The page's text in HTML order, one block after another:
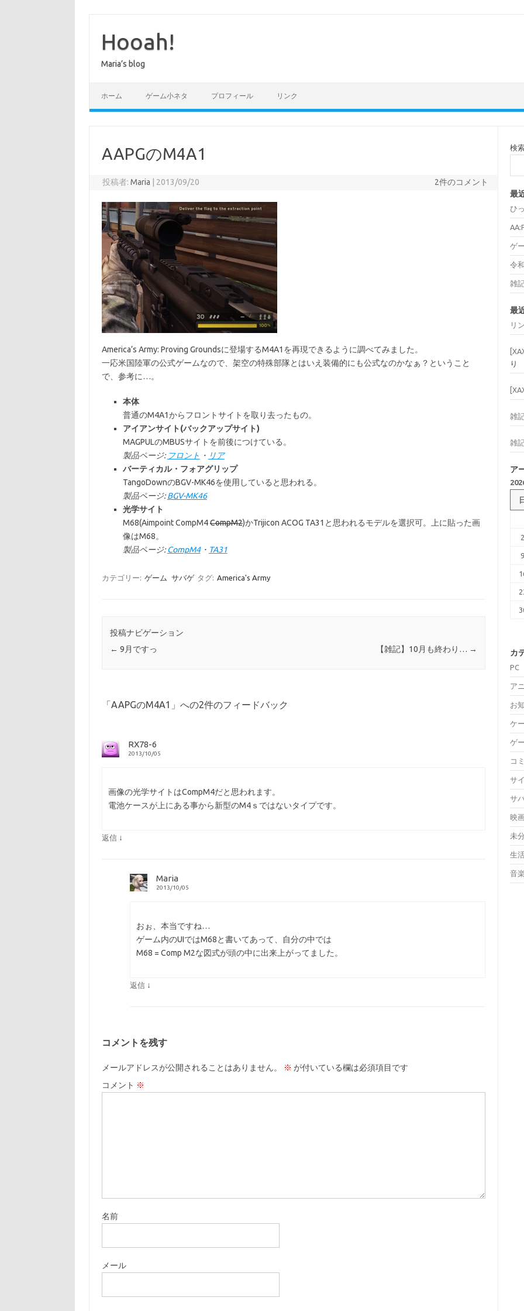
Hooah!
Maria’s blog
ホーム ゲーム小ネタ プロフィール リンク
AAPGのM4A1
投稿者:Maria 2013/09/20 2件のコメント
America’s Army: Proving Groundsに登場するM4A1を再現できるように調べてみました。
一応米国陸軍の公式ゲームなので、架空の特殊部隊とはいえ装備的にも公式なのかなぁ？ということ
で、参考に…。
本体
普通のM4A1からフロントサイトを取り去ったもの。
アイアンサイト(バックアップサイト)
MAGPULのMBUSサイトを前後につけている。
製品ページ: フロント ・ リア
バーティカル・フォアグリップ
TangoDownのBGV-MK46を使用していると思われる。
製品ページ:BGV-MK46
光学サイト
M68(Aimpoint CompM4CompM2)かTrijicon ACOG TA31と思われるモデルを選択可。上に貼った画
像はM68。
製品ページ:CompM4・ TA31
カテゴリー: ゲーム サバゲ タグ: America's Army
投稿ナビゲーション
← 9月ですっ 【雑記】10月も終わり… →
「AAPGのM4A1 」への2件のフィードバック
RX78-6
2013/10/05
画像の光学サイトはCompM4だと思われます。
電池ケースが上にある事から新型のM4ｓではないタイプです。
返信 ↓
Maria
2013/10/05
おぉ、本当ですね…
ゲーム内のUIではM68と書いてあって、自分の中では
M68 = Comp M2な図式が頭の中に出来上がってました。
返信 ↓
コメントを残す
メールアドレスが公開されることはありません。 ※ が付いている欄は必須項目です
コメント ※
名前
メール
検
最
ひ
ゲ
令
雑
最
リ
り
雑
雑
ア
日
2
9
カ
PC
ア
お
ケ
ゲ
コ
サ
サ
映
未
生
音楽